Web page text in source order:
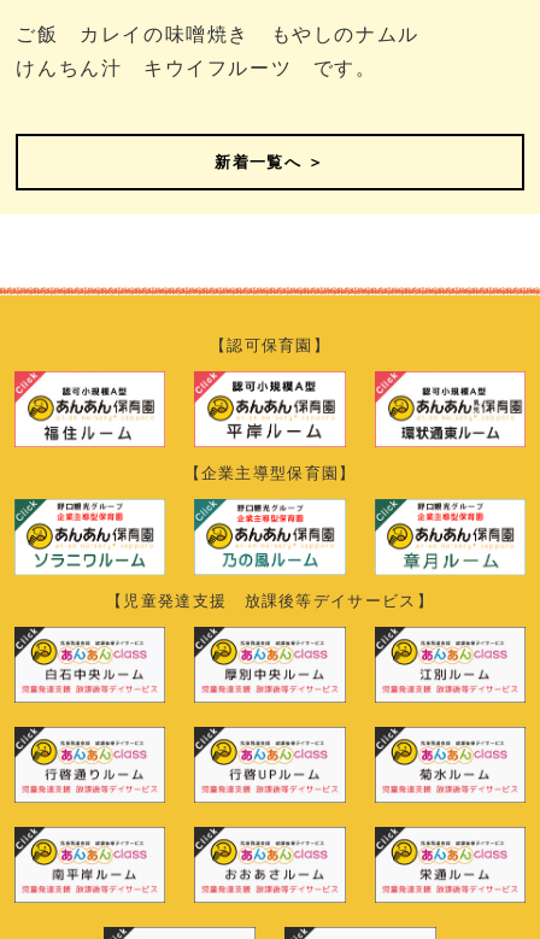
ご飯 カレイの味噌焼き もやしのナムル
けんちん汁 キウイフルーツ です。
新着一覧へ ＞
【認可保育園】
【企業主導型保育園】
【児童発達支援 放課後等デイサービス】